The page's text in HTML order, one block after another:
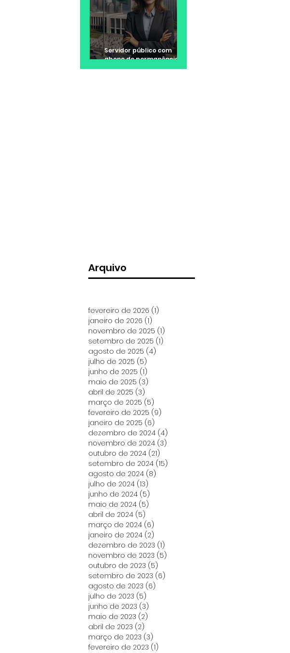
Servidor público com
abono de permanência
pode ter direito a valores
Arquivo
fevereiro de 2026 (1)
janeiro de 2026 (1)
novembro de 2025 (1)
setembro de 2025 (1)
agosto de 2025 (4)
julho de 2025 (5)
junho de 2025 (1)
maio de 2025 (3)
abril de 2025 (3)
março de 2025 (5)
fevereiro de 2025 (9)
janeiro de 2025 (6)
dezembro de 2024 (4)
novembro de 2024 (3)
outubro de 2024 (21)
setembro de 2024 (15)
agosto de 2024 (8)
julho de 2024 (13)
junho de 2024 (5)
maio de 2024 (5)
abril de 2024 (5)
março de 2024 (6)
janeiro de 2024 (2)
dezembro de 2023 (1)
novembro de 2023 (5)
outubro de 2023 (5)
setembro de 2023 (6)
agosto de 2023 (6)
julho de 2023 (5)
junho de 2023 (3)
maio de 2023 (2)
abril de 2023 (2)
março de 2023 (3)
fevereiro de 2023 (1)